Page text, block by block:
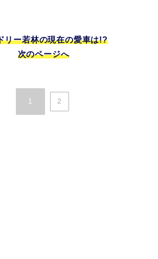
リー若林の現在の愛車は!?
次のページへ
1 2